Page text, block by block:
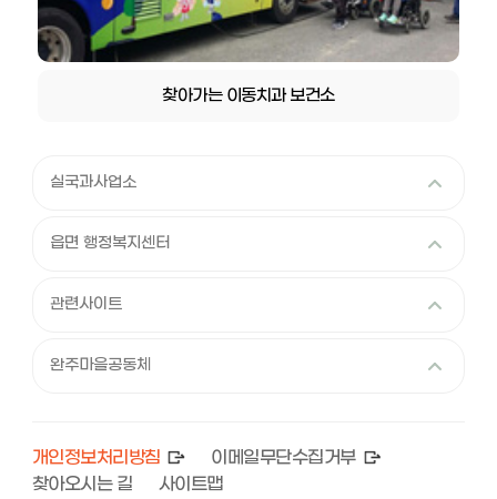
찾아가는 이동치과 보건소
실국과사업소
읍면 행정복지센터
관련사이트
완주마을공동체
개인정보처리방침
이메일무단수집거부
찾아오시는 길
사이트맵